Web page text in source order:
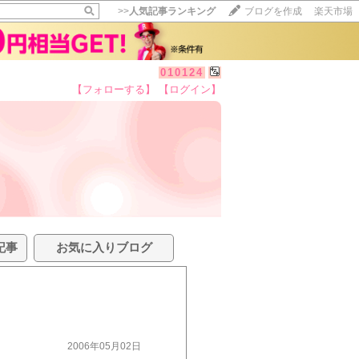
>>人気記事ランキング ブログを作成 楽天市場
010124
【フォローする】 【ログイン】
事 お気に入りブログ
2006年05月02日